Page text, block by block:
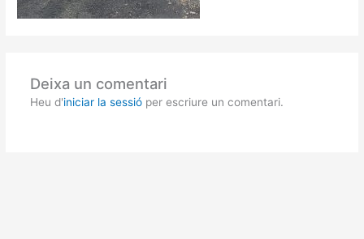
Deixa un comentari
Heu d'iniciar la sessióper escriure un comentari.